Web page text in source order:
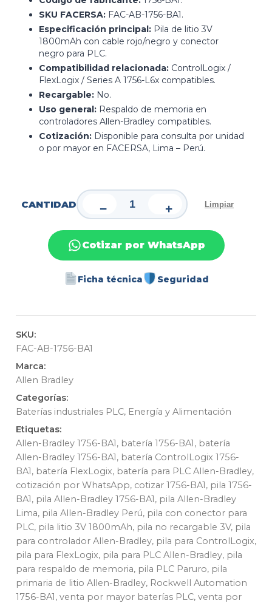
SKU FACERSA: FAC-AB-1756-BA1.
Especificación principal: Pila de litio 3V
1800mAh con cable rojo/negro y conector
negro para PLC.
Compatibilidad relacionada: ControlLogix /
FlexLogix / Series A 1756-L6x compatibles.
Recargable: No.
Uso general: Respaldo de memoria en
controladores Allen-Bradley compatibles.
Cotización: Disponible para consulta por unidad
o por mayor en FACERSA, Lima – Perú.
CANTIDAD − + Limpiar
Cotizar por WhatsApp
Ficha técnica Seguridad
SKU:
FAC-AB-1756-BA1
Marca:
Allen Bradley
Categorías:
Baterías industriales PLC, Energía y Alimentación
Etiquetas:
Allen-Bradley 1756-BA1, batería 1756-BA1, batería
Allen-Bradley 1756-BA1, batería ControlLogix 1756-
BA1, batería FlexLogix, batería para PLC Allen-Bradley,
cotización por WhatsApp, cotizar 1756-BA1, pila 1756-
BA1, pila Allen-Bradley 1756-BA1, pila Allen-Bradley
Lima, pila Allen-Bradley Perú, pila con conector para
PLC, pila litio 3V 1800mAh, pila no recargable 3V, pila
para controlador Allen-Bradley, pila para ControlLogix,
pila para FlexLogix, pila para PLC Allen-Bradley, pila
para respaldo de memoria, pila PLC Paruro, pila
primaria de litio Allen-Bradley, Rockwell Automation
1756-BA1, venta por mayor baterías PLC, venta por